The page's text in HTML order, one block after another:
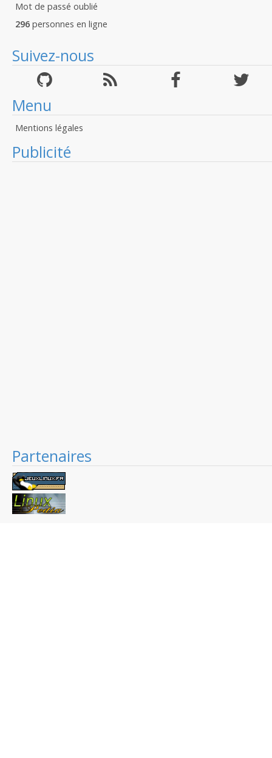
Mot de passé oublié
296 personnes en ligne
Suivez-nous
Menu
Mentions légales
Publicité
Partenaires